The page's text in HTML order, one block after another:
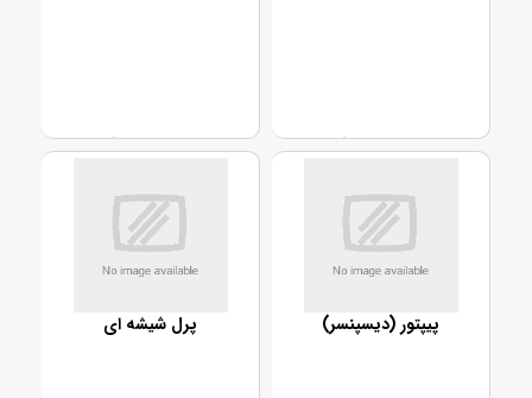
تماس بگیرید تماس بگیرید
پیپتور (دیسپنسر) پرل شیشه ای